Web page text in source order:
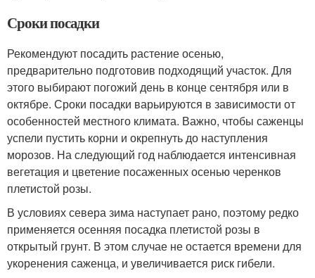
Сроки посадки
Рекомендуют посадить растение осенью,
предварительно подготовив подходящий участок. Для
этого выбирают погожий день в конце сентября или в
октябре. Сроки посадки варьируются в зависимости от
особенностей местного климата. Важно, чтобы саженцы
успели пустить корни и окрепнуть до наступления
морозов. На следующий год наблюдается интенсивная
вегетация и цветение посаженных осенью черенков
плетистой розы.
В условиях севера зима наступает рано, поэтому редко
применяется осенняя посадка плетистой розы в
открытый грунт. В этом случае не остается времени для
укоренения саженца, и увеличивается риск гибели.